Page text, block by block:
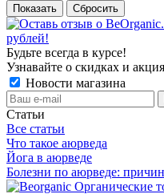
Сбросить
Будьте всегда в курсе!
Узнавайте о скидках и
Новости магазина
Статьи
Все статьи
Что такое аюрведа
Йога в аюрведе
Болезни по аюрведе:
Органические